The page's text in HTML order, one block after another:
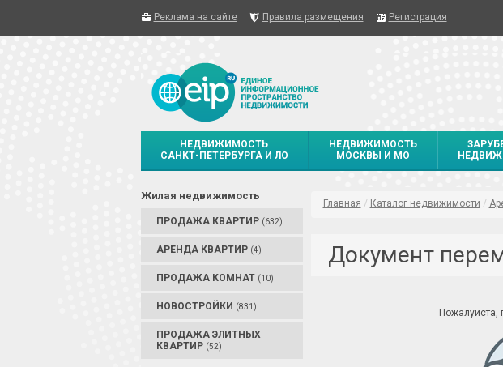
Реклама на сайте Правила размещения Регистрация
НЕДВИЖИМОСТЬ
САНКТ-ПЕТЕРБУРГА И ЛО
НЕДВИЖИМОСТЬ
МОСКВЫ И МО
Жилая недвижимость
ПРОДАЖА КВАРТИР (632)
АРЕНДА КВАРТИР (4)
ПРОДАЖА КОМНАТ (10)
НОВОСТРОЙКИ (831)
ПРОДАЖА ЭЛИТНЫХ
КВАРТИР (52)
Главная / Каталог недвижимости /
Документ
Пожалуйста,